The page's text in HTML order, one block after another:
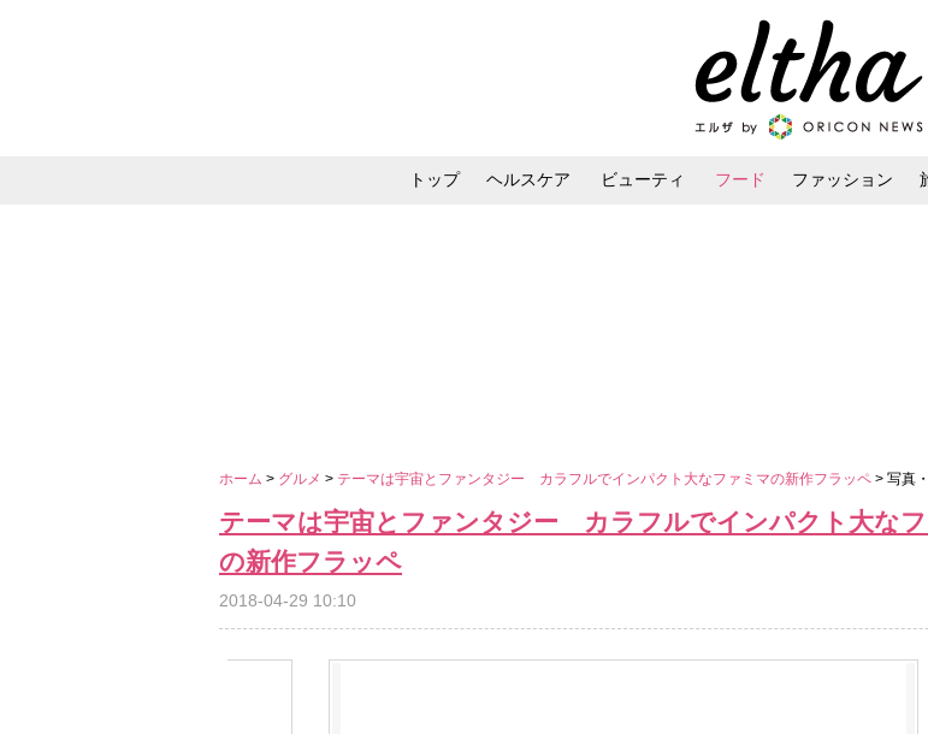
トップ ヘルスケア ビューティ フード ファッション
ホーム > グルメ > テーマは宇宙とファンタジー カラフルでインパクト大なファミマの新作フラッペ > 写真
テーマは宇宙とファンタジー カラフルでインパクト大な
の新作フラッペ
2018-04-29 10:10